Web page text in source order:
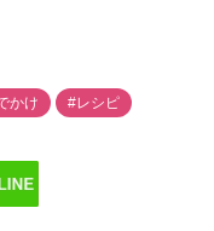
かけ #レシピ